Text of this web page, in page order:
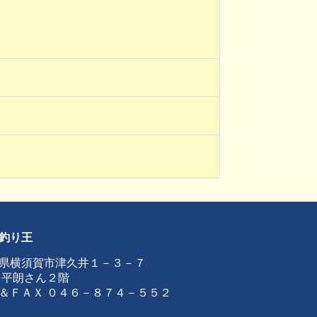
り王
横須賀市津久井１－３－７
朗さん２階
ＦＡＸ ０４６－８７４－５５２